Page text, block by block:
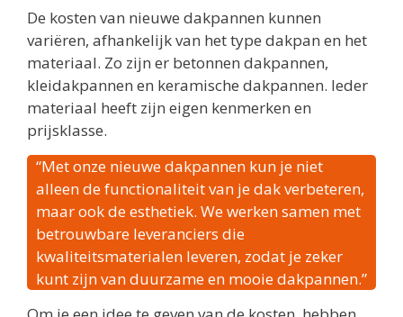
De kosten van nieuwe dakpannen kunnen
variëren, afhankelijk van het type dakpan en het
materiaal. Zo zijn er betonnen dakpannen,
kleidakpannen en keramische dakpannen. Ieder
materiaal heeft zijn eigen kenmerken en
prijsklasse.
“Met onze nieuwe dakpannen kun je niet
alleen de functionaliteit van je dak verbeteren,
maar ook de esthetiek. We werken samen met
betrouwbare leveranciers die
kwaliteitsmaterialen leveren, zodat je zeker
kunt zijn van duurzame en mooie dakpannen.”